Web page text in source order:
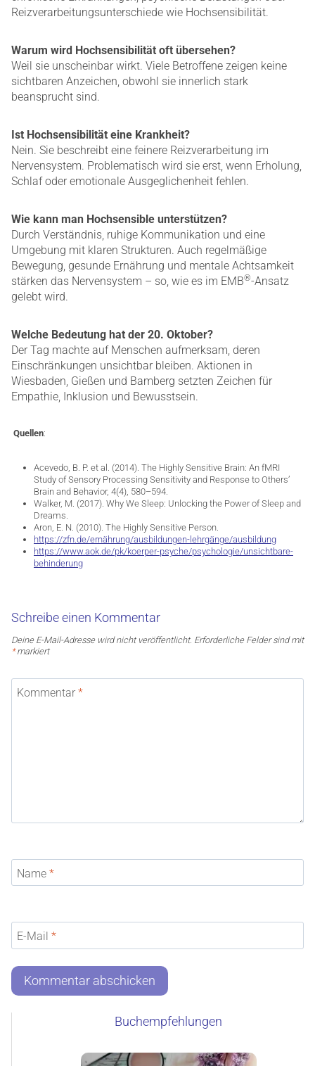
Reizverarbeitungsunterschiede wie Hochsensibilität.
Warum wird Hochsensibilität oft übersehen?
Weil sie unscheinbar wirkt. Viele Betroffene zeigen keine
sichtbaren Anzeichen, obwohl sie innerlich stark
beansprucht sind.
Ist Hochsensibilität eine Krankheit?
Nein. Sie beschreibt eine feinere Reizverarbeitung im
Nervensystem. Problematisch wird sie erst, wenn Erholung,
Schlaf oder emotionale Ausgeglichenheit fehlen.
Wie kann man Hochsensible unterstützen?
Durch Verständnis, ruhige Kommunikation und eine
Umgebung mit klaren Strukturen. Auch regelmäßige
Bewegung, gesunde Ernährung und mentale Achtsamkeit
stärken das Nervensystem – so, wie es im EMB®-Ansatz
gelebt wird.
Welche Bedeutung hat der 20. Oktober?
Der Tag machte auf Menschen aufmerksam, deren
Einschränkungen unsichtbar bleiben. Aktionen in
Wiesbaden, Gießen und Bamberg setzten Zeichen für
Empathie, Inklusion und Bewusstsein.
Quellen:
Acevedo, B. P. et al. (2014). The Highly Sensitive Brain: An fMRI
Study of Sensory Processing Sensitivity and Response to Others’
Brain and Behavior, 4(4), 580–594.
Walker, M. (2017). Why We Sleep: Unlocking the Power of Sleep and
Dreams.
Aron, E. N. (2010). The Highly Sensitive Person.
https://zfn.de/ernährung/ausbildungen-lehrgänge/ausbildung
https://www.aok.de/pk/koerper-psyche/psychologie/unsichtbare-
behinderung
Schreibe einen Kommentar
Deine E-Mail-Adresse wird nicht veröffentlicht. Erforderliche Felder sind mit
*markiert
Kommentar *
Name *
E-Mail *
Buchempfehlungen